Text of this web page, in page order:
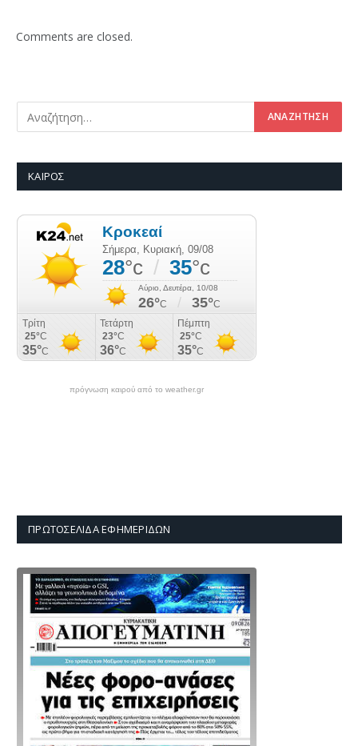
Comments are closed.
ΚΑΙΡΌΣ
πρόγνωση καιρού από το weather.gr
ΠΡΩΤΟΣΈΛΙΔΑ ΕΦΗΜΕΡΊΔΩΝ